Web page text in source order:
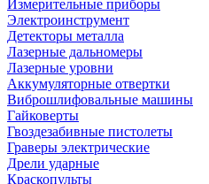
Измерительные приборы
Электроинструмент
Детекторы металла
Лазерные дальномеры
Лазерные уровни
Аккумуляторные отвертки
Виброшлифовальные машины
Гайковерты
Гвоздезабивные пистолеты
Граверы электрические
Дрели ударные
Краскопульты